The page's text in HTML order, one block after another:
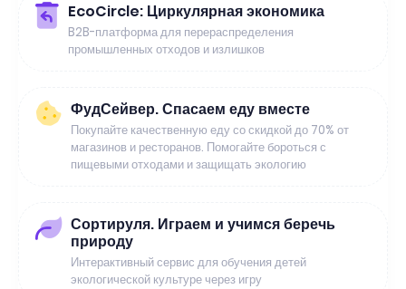
EcoCircle: Циркулярная экономика
B2B-платформа для перераспределения
промышленных отходов и излишков
ФудСейвер. Спасаем еду вместе
Покупайте качественную еду со скидкой до 70% от
магазинов и ресторанов. Помогайте бороться с
пищевыми отходами и защищать экологию
Сортируля. Играем и учимся беречь
природу
Интерактивный сервис для обучения детей
экологической культуре через игру